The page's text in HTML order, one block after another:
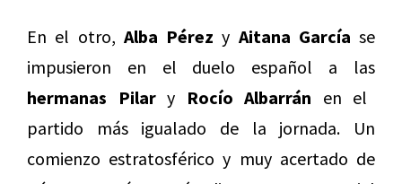
En el otro, Alba Pérez y Aitana García se
impusieron en el duelo español a las
hermanas Pilary Rocío Albarrán en el
partido más igualado de la jornada. Un
comienzo estratosférico y muy acertado de